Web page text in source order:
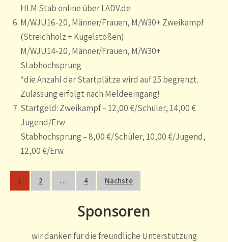
HLM Stab online über LADV.de
M/WJU16-20, Männer/Frauen, M/W30+ Zweikampf
(Streichholz + Kugelstoßen)
M/WJU14-20, Männer/Frauen, M/W30+
Stabhochsprung
*die Anzahl der Startplätze wird auf 25 begrenzt.
Zulassung erfolgt nach Meldeeingang!
Startgeld: Zweikampf – 12,00 €/Schüler, 14,00 €
Jugend/Erw
Stabhochsprung – 8,00 €/Schüler, 10,00 €/Jugend,
12,00 €/Erw.
Seitennummerierung
der
1 2 … 4 Nächste
Sponsoren
wir danken für die freundliche Unterstützung